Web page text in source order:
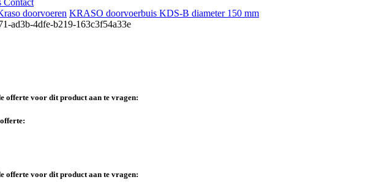
Contact
doorvoeren KRASO doorvoerbuis KDS-B diameter 150 mm
offerte voor dit product aan te vragen:
offerte voor dit product aan te vragen: